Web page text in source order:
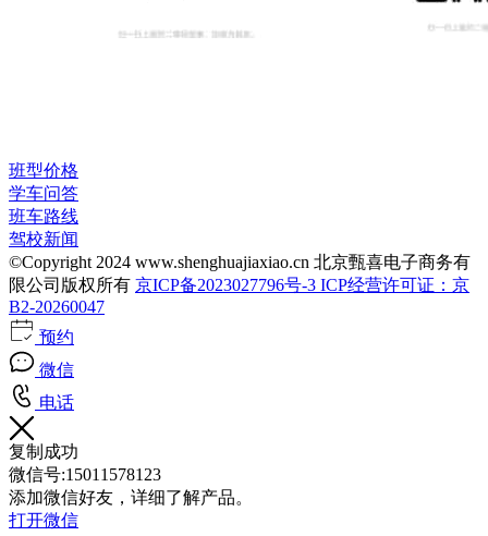
班型价格
学车问答
班车路线
驾校新闻
©Copyright 2024 www.shenghuajiaxiao.cn 北京甄喜电子商务有
限公司版权所有 京ICP备2023027796号-3 ICP经营许可证：京
B2-20260047
预约
微信
电话
复制成功
微信号:15011578123
添加微信好友，详细了解产品。
打开微信